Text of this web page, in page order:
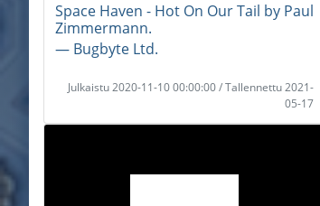
Space Haven - Hot On Our Tail by Paul
Zimmermann.
― Bugbyte Ltd.
Julkaistu 2020-11-10 00:00:00 / Tallennettu 2021-
05-17